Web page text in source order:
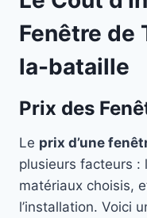
Fenêtre de
la-bataille
Prix des
Le prix d’une
plusieurs facteurs :
matériaux choisis,
l’installation. Voici